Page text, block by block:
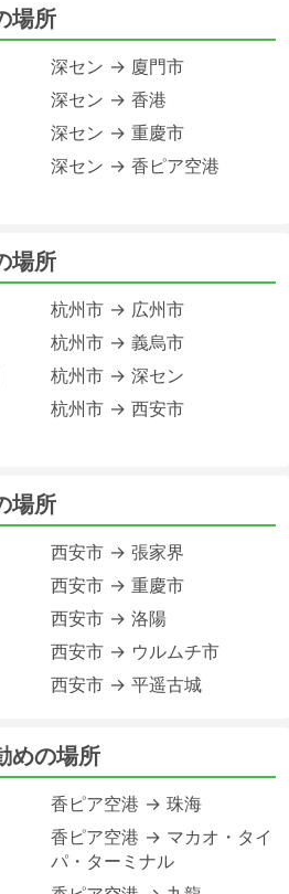
場所
深セン → 廈門市
深セン → 香港
深セン → 重慶市
深セン → 香ピア空港
場所
杭州市 → 広州市
杭州市 → 義烏市
杭州市 → 深セン
杭州市 → 西安市
場所
西安市 → 張家界
西安市 → 重慶市
西安市 → 洛陽
西安市 → ウルムチ市
西安市 → 平遥古城
めの場所
香ピア空港 → 珠海
香ピア空港 → マカオ・タイ
パ・ターミナル